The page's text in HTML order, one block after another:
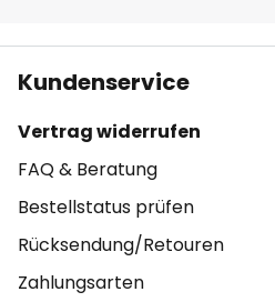
Kundenservice
Vertrag widerrufen
FAQ & Beratung
Bestellstatus prüfen
Rücksendung/Retouren
Zahlungsarten